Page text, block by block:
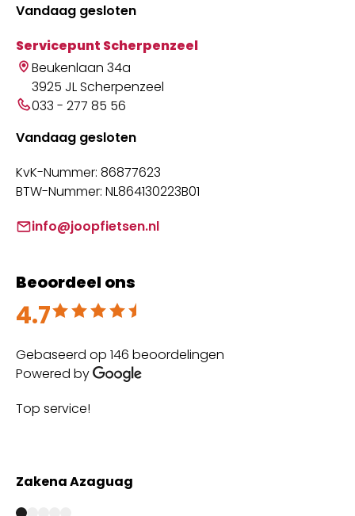
Vandaag gesloten
Servicepunt Scherpenzeel
Beukenlaan 34a
3925 JL Scherpenzeel
033 - 277 85 56
Vandaag gesloten
KvK-Nummer: 86877623
BTW-Nummer: NL864130223B01
info@joopfietsen.nl
Beoordeel ons
4.7
Beoordeeld met 4.7 uit 5
Gebaseerd op 146 beoordelingen
Powered by
Top service!
Zakena Azaguag